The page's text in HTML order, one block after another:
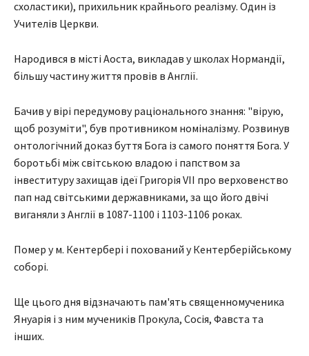
схоластики), прихильник крайнього реалізму. Один із
Учителів Церкви.
Народився в місті Аоста, викладав у школах Нормандії,
більшу частину життя провів в Англії.
Бачив у вірі передумову раціонального знання: "вірую,
щоб розуміти", був противником номіналізму. Розвинув
онтологічний доказ буття Бога із самого поняття Бога. У
боротьбі між світською владою і папством за
інвеституру захищав ідеї Григорія VII про верховенство
пап над світськими державниками, за що його двічі
виганяли з Англії в 1087-1100 і 1103-1106 роках.
Помер у м. Кентербері і похований у Кентерберійському
соборі.
Ще цього дня відзначають пам'ять священномученика
Януарія і з ним мучеників Прокула, Сосія, Фавста та
інших.